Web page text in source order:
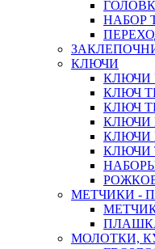
НАБОР
КЛЮЧИ
КЛЮЧИ
КЛЮЧ
КЛЮЧ
КЛЮЧИ
КЛЮЧИ
КЛЮЧИ
МЕТЧИКИ -
МОЛОТКИ,